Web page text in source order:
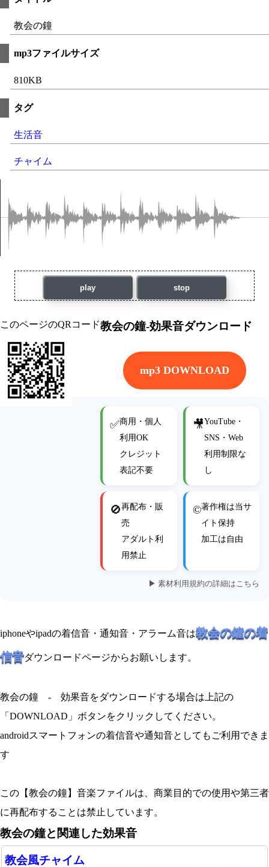
教会の鐘
mp3ファイルサイズ
810KB
タグ
生活音
チャイム
play stop
このページのQRコード教会の鐘-効果音ダウンロード
mp3 DOWNLOAD
✅商用・個人
利用OK
クレジット
表記不要
🎥YouTube・
SNS・Web
利用制限な
し
🚫再配布・販
売
アダルト利
用禁止
©著作権は当サ
イト保持
加工は自由
▶ 素材利用規約の詳細はこちら
iphoneやipadの着信音・通知音・アラーム音は教会の鐘の着
信音ダウンロードページからお願いします。
教会の鐘 - 効果音をダウンロードする場合は上記の
「DOWNLOAD」ボタンをクリックしてください。
androidスマートフォンの着信音や通知音としてもご利用できま
す
この【教会の鐘】音楽ファイルは、商業目的での使用や第三者
に再配布することは禁止しています。
教会の鐘と関連した効果音
教会風チャイム